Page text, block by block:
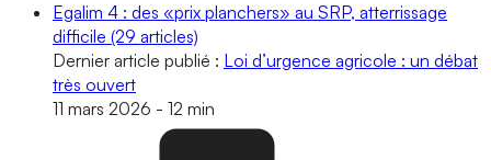
Egalim 4 : des «prix planchers» au SRP, atterrissage
difficile (29 articles)
Dernier article publié : Loi d’urgence agricole : un débat
très ouvert
11 mars 2026 - 12 min